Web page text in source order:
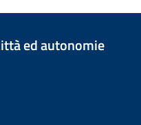
ed autonomie